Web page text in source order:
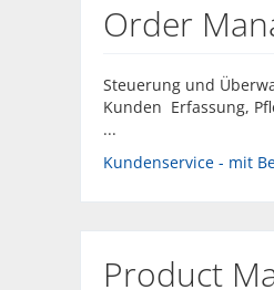
Order
Steuerung und
Kunden Erfassung,
...
Kundenservice - mit
Product